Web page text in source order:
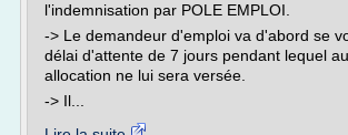
l'indemnisation par POLE EMPLOI.
-> Le demandeur d'emploi va d'abord se
délai d'attente de 7 jours pendant lequel
allocation ne lui sera versée.
-> Il...